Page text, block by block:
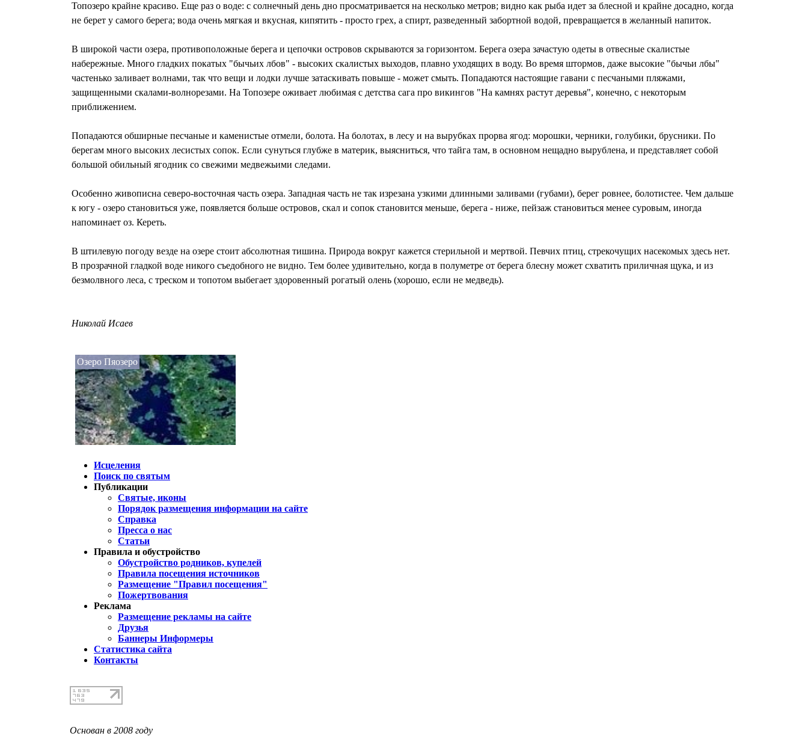
Топозеро крайне красиво. Еще раз о воде: с солнечный день дно просматривается на несколько метров; видно как рыба идет за блесной и крайне досадно, когда
не берет у самого берега; вода очень мягкая и вкусная, кипятить - просто грех, а спирт, разведенный забортной водой, превращается в желанный напиток.
В широкой части озера, противоположные берега и цепочки островов скрываются за горизонтом. Берега озера зачастую одеты в отвесные скалистые
набережные. Много гладких покатых "бычьих лбов" - высоких скалистых выходов, плавно уходящих в воду. Во время штормов, даже высокие "бычьи лбы"
частенько заливает волнами, так что вещи и лодки лучше затаскивать повыше - может смыть. Попадаются настоящие гавани с песчаными пляжами,
защищенными скалами-волнорезами. На Топозере оживает любимая с детства сага про викингов "На камнях растут деревья", конечно, с некоторым
приближением.
Попадаются обширные песчаные и каменистые отмели, болота. На болотах, в лесу и на вырубках прорва ягод: морошки, черники, голубики, брусники. По
берегам много высоких лесистых сопок. Если сунуться глубже в материк, выясниться, что тайга там, в основном нещадно вырублена, и представляет собой
большой обильный ягодник со свежими медвежьими следами.
Особенно живописна северо-восточная часть озера. Западная часть не так изрезана узкими длинными заливами (губами), берег ровнее, болотистее. Чем дальше
к югу - озеро становиться уже, появляется больше островов, скал и сопок становится меньше, берега - ниже, пейзаж становиться менее суровым, иногда
напоминает оз. Кереть.
В штилевую погоду везде на озере стоит абсолютная тишина. Природа вокруг кажется стерильной и мертвой. Певчих птиц, стрекочущих насекомых здесь нет.
В прозрачной гладкой воде никого съедобного не видно. Тем более удивительно, когда в полуметре от берега блесну может схватить приличная щука, и из
безмолвного леса, с треском и топотом выбегает здоровенный рогатый олень (хорошо, если не медведь).
Николай Исаев
Озеро Пяозеро
Исцеления
Поиск по святым
Публикации
Святые, иконы
Порядок размещения информации на сайте
Справка
Пресса о нас
Статьи
Правила и обустройство
Обустройство родников, купелей
Правила посещения источников
Размещение "Правил посещения"
Пожертвования
Реклама
Размещение рекламы на сайте
Друзья
Баннеры Информеры
Статистика сайта
Контакты
Основан в 2008 году